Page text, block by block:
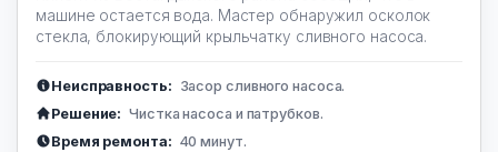
машине остается вода. Мастер обнаружил осколок
стекла, блокирующий крыльчатку сливного насоса.
Неисправность: Засор сливного насоса.
Решение: Чистка насоса и патрубков.
Время ремонта: 40 минут.